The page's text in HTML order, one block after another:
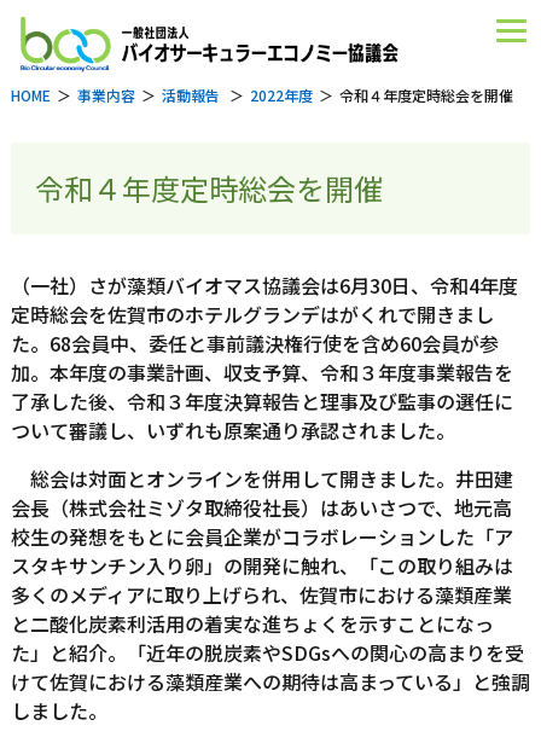
HOME 事業内容 活動報告 2022年度 令和４年度定時総会を開催
令和４年度定時総会を開催
（一社）さが藻類バイオマス協議会は6月30日、令和4年度
定時総会を佐賀市のホテルグランデはがくれで開きまし
た。68会員中、委任と事前議決権行使を含め60会員が参
加。本年度の事業計画、収支予算、令和３年度事業報告を
了承した後、令和３年度決算報告と理事及び監事の選任に
ついて審議し、いずれも原案通り承認されました。
総会は対面とオンラインを併用して開きました。井田建
会長（株式会社ミゾタ取締役社長）はあいさつで、地元高
校生の発想をもとに会員企業がコラボレーションした「ア
スタキサンチン入り卵」の開発に触れ、「この取り組みは
多くのメディアに取り上げられ、佐賀市における藻類産業
と二酸化炭素利活用の着実な進ちょくを示すことになっ
た」と紹介。「近年の脱炭素やSDGsへの関心の高まりを受
けて佐賀における藻類産業への期待は高まっている」と強調
しました。